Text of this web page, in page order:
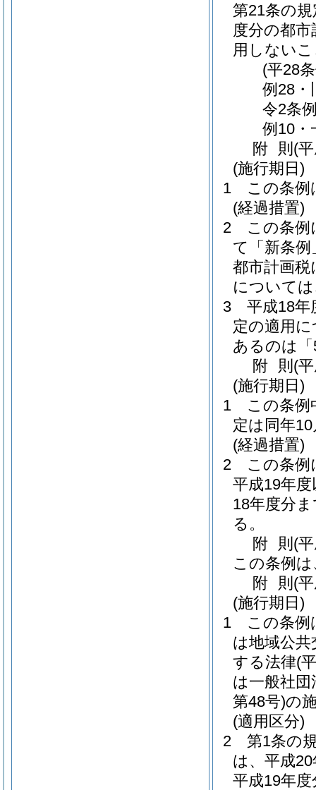
第21条の
度分の都
用しない
(平28
例28・
令2条
例10・
附 則 (
(施行期日)
1
この条例
(経過措置)
2
この条例
て「新条
都市計画
について
3
平成18年
定の適用
あるのは
附 則 (
(施行期日)
1
この条例
定は同年
(経過措置)
2
この条例
平成19年
18年度分
る。
附 則 (
この条例
附 則 (
(施行期日)
1
この条例
は地域公
する法律(
は一般社
第48号)の
(適用区分)
2
第1条の
は、平成
平成19年